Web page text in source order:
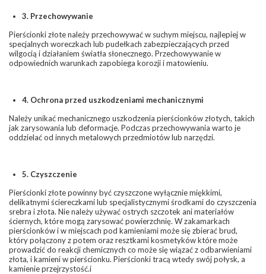
3. Przechowywanie
Pierścionki złote należy przechowywać w suchym miejscu, najlepiej w
specjalnych woreczkach lub pudełkach zabezpieczających przed
wilgocią i działaniem światła słonecznego. Przechowywanie w
odpowiednich warunkach zapobiega korozji i matowieniu.
4. Ochrona przed uszkodzeniami mechanicznymi
Należy unikać mechanicznego uszkodzenia pierścionków złotych, takich
jak zarysowania lub deformacje. Podczas przechowywania warto je
oddzielać od innych metalowych przedmiotów lub narzędzi.
5. Czyszczenie
Pierścionki złote powinny być czyszczone wyłącznie miękkimi,
delikatnymi ściereczkami lub specjalistycznymi środkami do czyszczenia
srebra i złota. Nie należy używać ostrych szczotek ani materiałów
ściernych, które mogą zarysować powierzchnię. W zakamarkach
pierścionków i w miejscach pod kamieniami może się zbierać brud,
który połączony z potem oraz resztkami kosmetyków które może
prowadzić do reakcji chemicznych co może się wiązać z odbarwieniami
złota, i kamieni w pierścionku. Pierścionki tracą wtedy swój połysk, a
kamienie przejrzystość.i